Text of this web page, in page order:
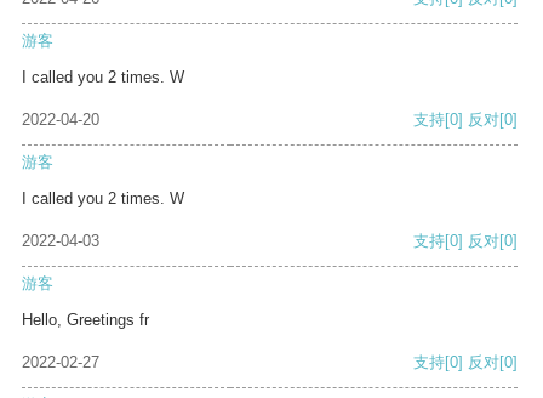
游客
I called you 2 times. W
2022-04-20 支持[0] 反对[0]
游客
I called you 2 times. W
2022-04-03 支持[0] 反对[0]
游客
Hello, Greetings fr
2022-02-27 支持[0] 反对[0]